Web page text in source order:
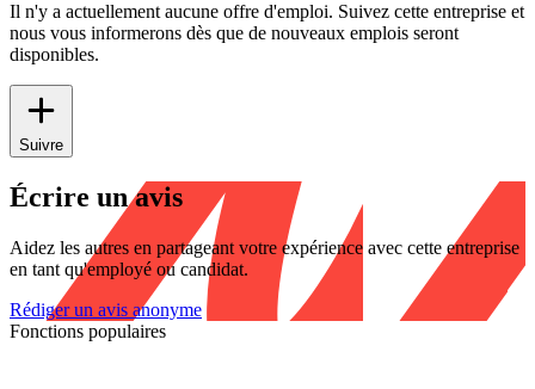
Il n'y a actuellement aucune offre d'emploi. Suivez cette entreprise et
nous vous informerons dès que de nouveaux emplois seront
disponibles.
Suivre
Écrire un avis
Aidez les autres en partageant votre expérience avec cette entreprise
en tant qu'employé ou candidat.
Rédiger un avis anonyme
Fonctions populaires